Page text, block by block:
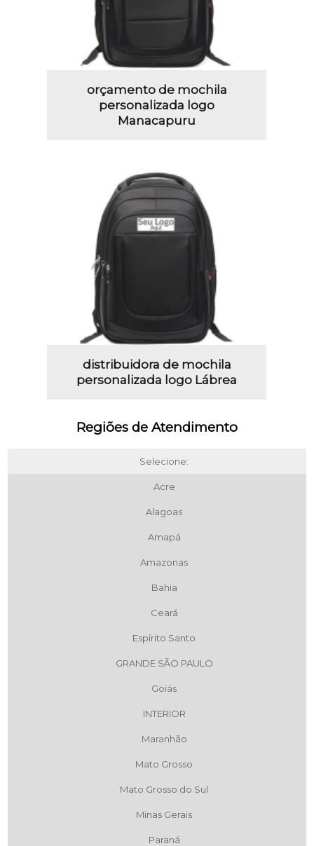
orçamento de mochila
personalizada logo
Manacapuru
distribuidora de mochila
personalizada logo Lábrea
Regiões de Atendimento
Selecione:
Acre
Alagoas
Amapá
Amazonas
Bahia
Ceará
Espírito Santo
GRANDE SÃO PAULO
Goiás
INTERIOR
Maranhão
Mato Grosso
Mato Grosso do Sul
Minas Gerais
Paraná